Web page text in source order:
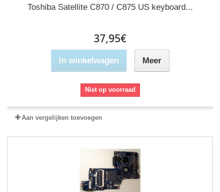
Toshiba Satellite C870 / C875 US keyboard...
37,95€
In winkelwagen Meer
Niet op voorraad
Aan vergelijken toevoegen